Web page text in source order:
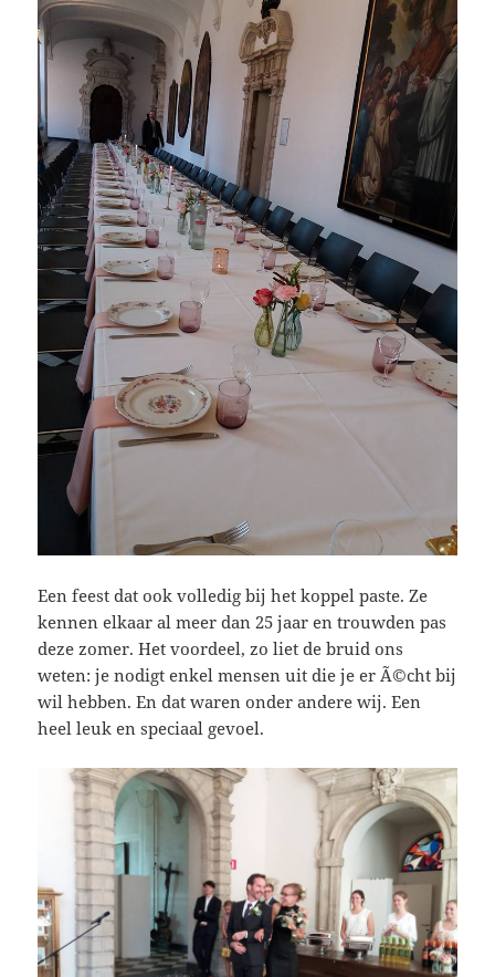
Een feest dat ook volledig bij het koppel paste. Ze
kennen elkaar al meer dan 25 jaar en trouwden pas
deze zomer. Het voordeel, zo liet de bruid ons
weten: je nodigt enkel mensen uit die je er Ã©cht bij
wil hebben. En dat waren onder andere wij. Een
heel leuk en speciaal gevoel.